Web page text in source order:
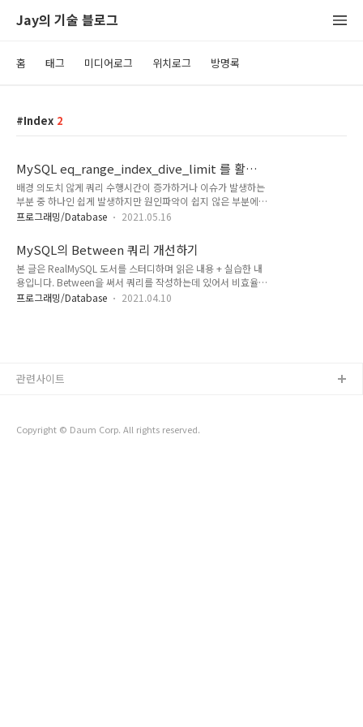
Jay의 기술 블로그
홈 태그 미디어로그 위치로그 방명록
Index 2
MySQL eq_range_index_dive_limit 를 활용
한 쿼리 수행시간 개선 및 실무에서 발생할 수 있
는 연관된 문제
배경 의도치 않게 쿼리 수행시간이 증가하거나 이슈가 발생하는
부분 중 하나인 쉽게 발생하지만 원인파악이 쉽지 않은 부분에
대한 내용입니다. IN절로 인한 쿼리 수행시간이 증가하는 것에
개수에 따라 쿼리 수행시간이 급격하게 나빠지는 경우가 존재하
기 때문입니다. 설정값 eq_range_index_dive_limit
eq_range_index_dive_limit IN 절에 길게 중첩되었을때 쿼리
속도를 높이는데 사용되는 값이다. 이 값 이상이라면 옵티마이저
는 인덱스 다이빙을 수행하지 않고 기존 인덱스 통계를 사용한
프로그래밍/Database 2021.05.16
MySQL의 Between 쿼리 개선하기
본 글은 RealMySQL 도서를 스터디하며 읽은 내용 + 실습한 내
용입니다. Between을 써서 쿼리를 작성하는데 있어서 비효율적
으로 탈 수 있는 쿼리를 개선해 볼 수 있는 내용을 다루었습니다.
터세팅을 해보았다. 아래와 같이 대충 insert가 되도록 하였다.
프로그래밍/Database 2021.04.10
Copyright © Daum Corp. All rights reserved.
관련사이트